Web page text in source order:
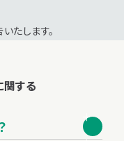
たします。
する